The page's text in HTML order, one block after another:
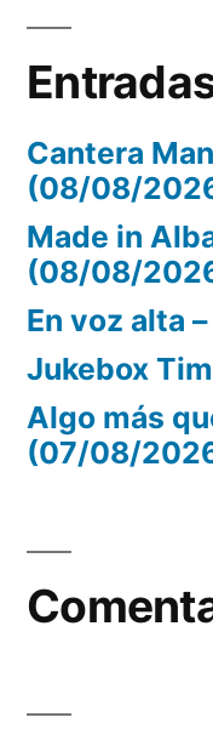
Cantera
(08/08/
Made in
(08/08/
En voz alta
Jukebox
Algo más
(07/08/